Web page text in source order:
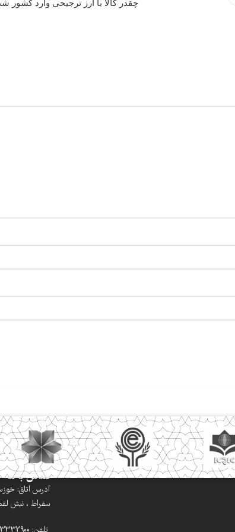
چقدر کالا با ارز ترجیحی وارد کشور
تماس با ما
آدرس اتاق:
سقراط ، نبش